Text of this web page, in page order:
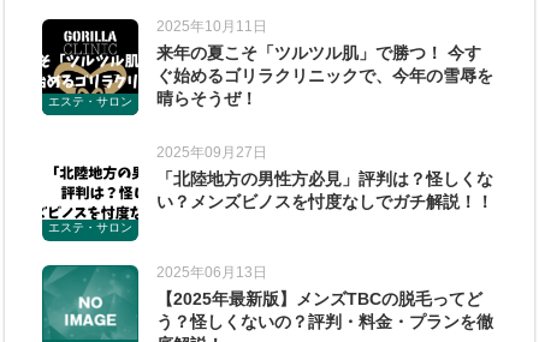
エステ・サロン
2025年10月11日
来年の夏こそ「ツルツル肌」で勝つ！ 今す
ぐ始めるゴリラクリニックで、今年の雪辱を
晴らそうぜ！
エステ・サロン
2025年09月27日
「北陸地方の男性方必見」評判は？怪しくな
い？メンズビノスを忖度なしでガチ解説！！
2025年06月13日
【2025年最新版】メンズTBCの脱毛ってど
う？怪しくないの？評判・料金・プランを徹